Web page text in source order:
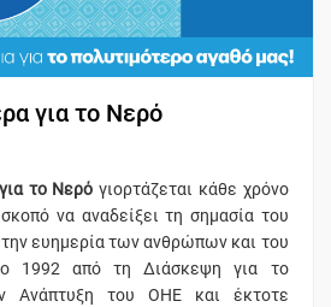
για το Νερό
το Νερό γιορτάζεται κάθε χρόνο
να αναδείξει τη σημασία του
ευημερία των ανθρώπων και του
1992 από τη Διάσκεψη για το
Ανάπτυξη του ΟΗΕ και έκτοτε